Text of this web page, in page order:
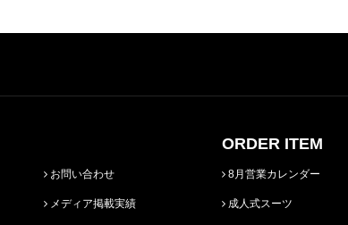
お問い合わせ
メディア掲載実績
ORDER ITEM
8月営業カレンダー
成人式スーツ